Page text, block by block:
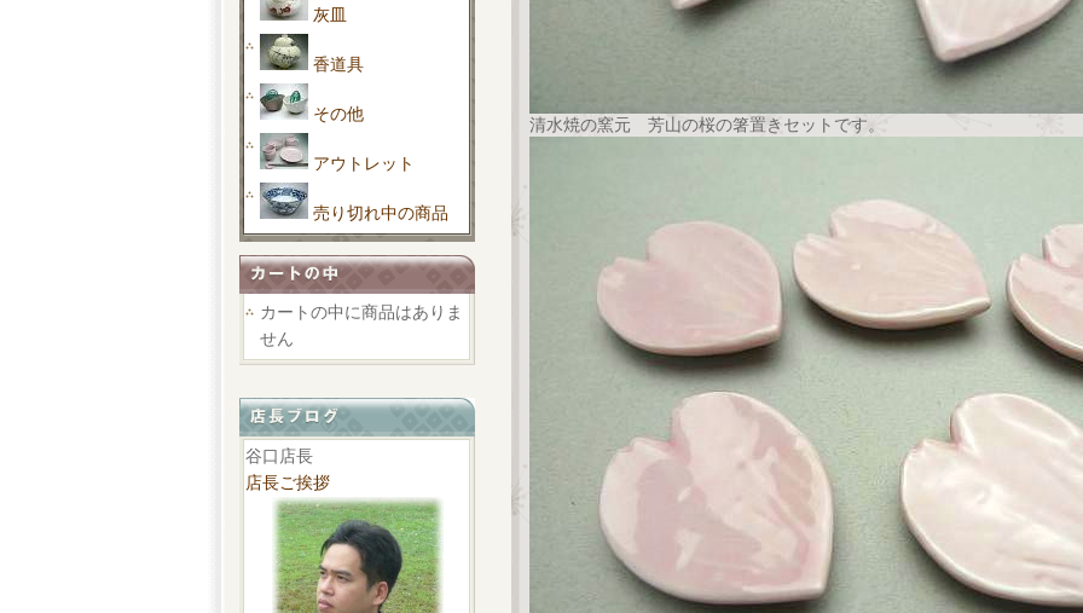
灰皿
香道具
その他
アウトレット
売り切れ中の商品
カートの中に商品はありま
せん
谷口店長
店長ご挨拶
清水焼の窯元 芳山の桜の箸置きセットです。